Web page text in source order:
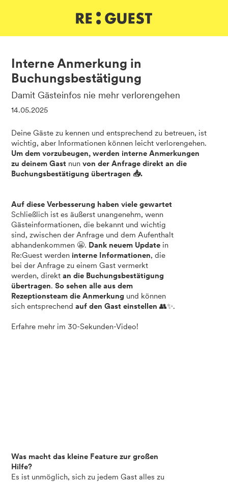
Interne Anmerkung in
Buchungsbestätigung
Damit Gästeinfos nie mehr verlorengehen
14.05.2025
Deine Gäste zu kennen und entsprechend zu betreuen, ist
wichtig, aber Informationen können leicht verlorengehen.
Um dem vorzubeugen, werden interne Anmerkungen
zu deinem Gast nunvon der Anfrage direkt an die
Buchungsbestätigung übertragen 📥.
Auf diese Verbesserung haben viele gewartet
Schließlich ist es äußerst unangenehm, wenn
Gästeinformationen, die bekannt und wichtig
sind, zwischen der Anfrage und dem Aufenthalt
abhandenkommen 😬. Dank neuem Update in
Re:Guest werden interne Informationen, die
bei der Anfrage zu einem Gast vermerkt
werden, direktan die Buchungsbestätigung
übertragen.So sehen alle aus dem
Rezeptionsteam die Anmerkung und können
sich entsprechendauf den Gast einstellen 👥✨.
Erfahre mehr im 30-Sekunden-Video!
Was macht das kleine Feature zur großen
Hilfe?
Es ist unmöglich, sich zu jedem Gast alles zu